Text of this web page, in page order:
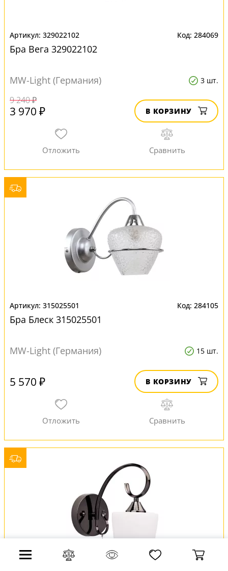
329022102 284069
Бра Вега 329022102
MW-Light (Германия) 3 шт.
9 240 ₽
3 970 ₽ В КОРЗИНУ
315025501 284105
Бра Блеск 315025501
MW-Light (Германия) 15 шт.
5 570 ₽ В КОРЗИНУ